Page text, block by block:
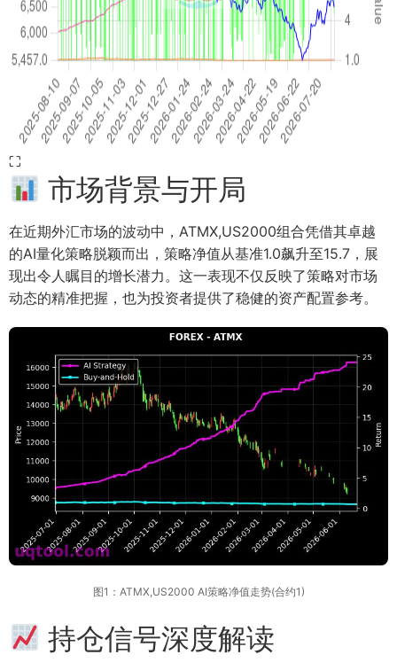
⛶
市场背景与开局
在近期外汇市场的波动中，ATMX,US2000组合凭借其卓越
的AI量化策略脱颖而出，策略净值从基准1.0飙升至15.7，展
现出令人瞩目的增长潜力。这一表现不仅反映了策略对市场
动态的精准把握，也为投资者提供了稳健的资产配置参考。
图1：ATMX,US2000 AI策略净值走势(合约1)
持仓信号深度解读